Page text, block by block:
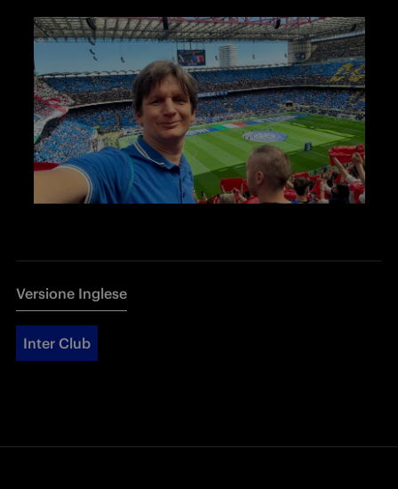
Versione Inglese
Inter Club